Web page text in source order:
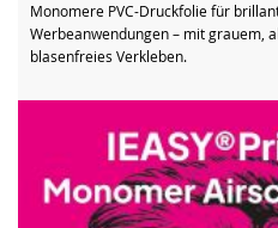
Monomere PVC-Druckfolie für
Werbeanwendungen – mit grauem,
blasenfreies Verkleben.